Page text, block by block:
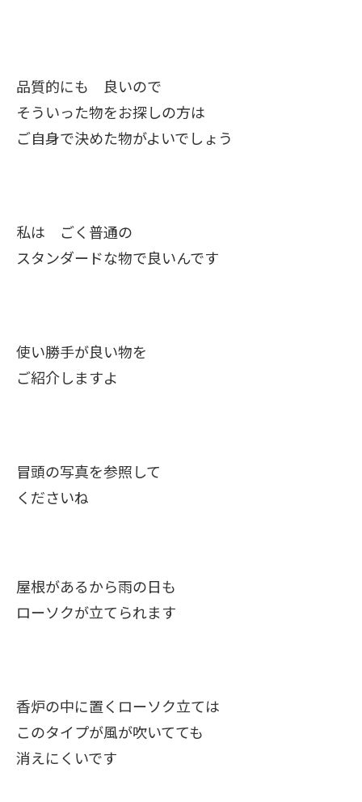
品質的にも 良いので
そういった物をお探しの方は
ご自身で決めた物がよいでしょう
私は ごく普通の
スタンダードな物で良いんです
使い勝手が良い物を
ご紹介しますよ
冒頭の写真を参照して
くださいね
屋根があるから雨の日も
ローソクが立てられます
香炉の中に置くローソク立ては
このタイプが風が吹いてても
消えにくいです